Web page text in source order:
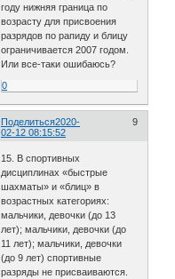
году нижняя граница по
возрасту для присвоения
разрядов по рапиду и блицу
ограничивается 2007 годом.
Или все-таки ошибаюсь?
0
Поделиться 9
2020-
02-12 08:15:52
15. В спортивных
дисциплинах «быстрые
шахматы» и «блиц» в
возрастных категориях:
мальчики, девочки (до 13
лет); мальчики, девочки (до
11 лет); мальчики, девочки
(до 9 лет) спортивные
разряды не присваиваются.